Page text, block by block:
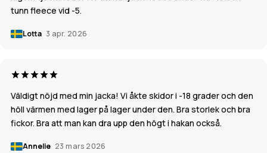
tunn fleece vid -5.
Lotta 3 apr. 2026
Väldigt nöjd med min jacka! Vi åkte skidor i -18 grader och den
höll värmen med lager på lager under den. Bra storlek och bra
fickor. Bra att man kan dra upp den högt i hakan också.
Annelie 23 mars 2026